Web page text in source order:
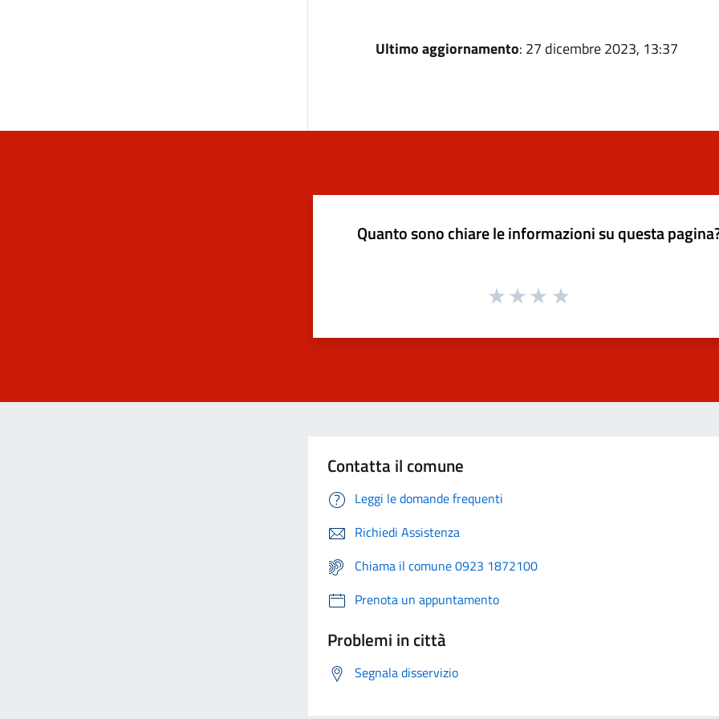
Ultimo aggiornamento: 27 dicembre 2023, 13:37
Quanto sono chiare le informazioni su questa
Contatta il comune
Leggi le domande frequenti
Richiedi Assistenza
Chiama il comune 0923 1872100
Prenota un appuntamento
Problemi in città
Segnala disservizio